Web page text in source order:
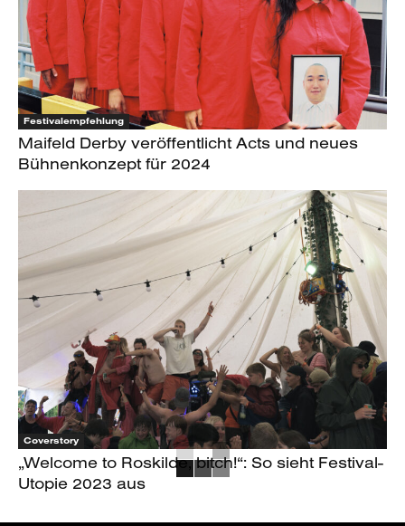
Festivalempfehlung
Maifeld Derby veröffentlicht Acts und neues
Bühnenkonzept für 2024
Coverstory
„Welcome to Roskilde, bitch!“: So sieht Festival-
Utopie 2023 aus